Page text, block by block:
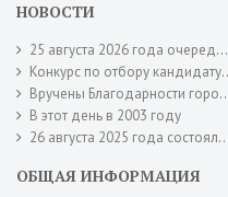
НОВОСТИ
25 августа 2026 года очередное заседание городского Совета депутатов
Конкурс по отбору кандидатур на должность главы муниципального образования город Новотроицк
Вручены Благодарности городского Совета депутатов
В этот день в 2003 году
26 августа 2025 года состоялось заключительное заседание городского Совета депутатов шестого созыва.
ОБЩАЯ ИНФОРМАЦИЯ